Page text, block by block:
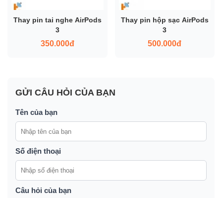
Thay pin tai nghe AirPods
3
350.000đ
Thay pin hộp sạc AirPods
3
500.000đ
GỬI CÂU HỎI CỦA BẠN
Tên của bạn
Số điện thoại
Câu hỏi của bạn